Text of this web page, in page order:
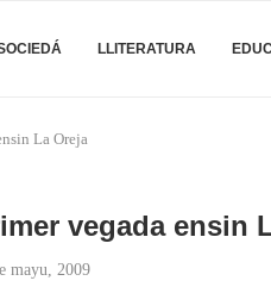
LLITERATURA
La Oreja
vegada ensin
mayu, 2009